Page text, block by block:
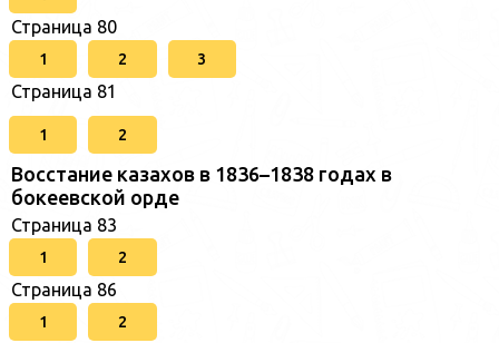
Страница 80
1 2 3
Страница 81
1 2
Восстание казахов в 1836–1838 годах в
бокеевской орде
Страница 83
1 2
Страница 86
1 2